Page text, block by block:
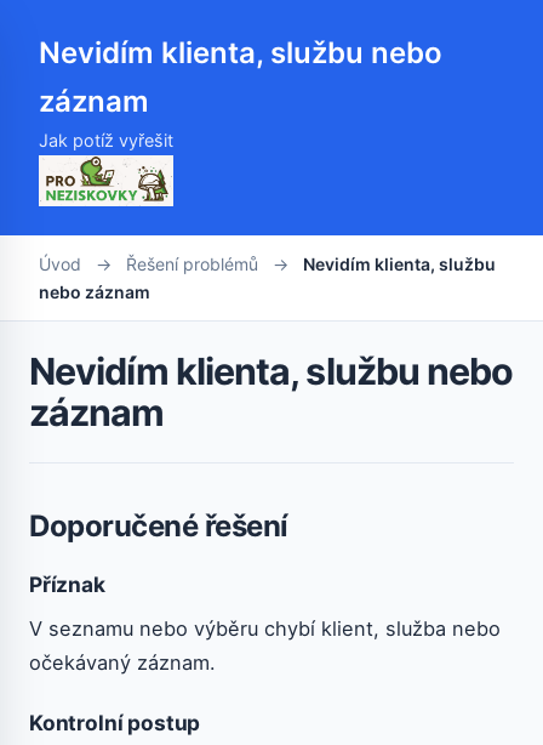
Nevidím klienta, službu nebo
záznam
Jak potíž vyřešit
Úvod → Řešení problémů →
Nevidím klienta, službu
nebo záznam
Nevidím klienta, službu nebo
záznam
Doporučené řešení
Příznak
V seznamu nebo výběru chybí klient, služba nebo
očekávaný záznam.
Kontrolní postup